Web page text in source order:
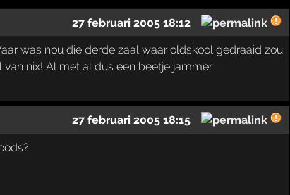
27 februari 2005 18:12
was nou die derde zaal waar oldskool gedraaid zou
nix! Al met al dus een beetje jammer
27 februari 2005 18:15